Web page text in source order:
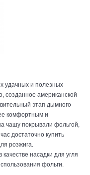
удачных и полезных
созданное американской
этап дымного
комфортным и
чашу покрывали фольгой,
достаточно купить
розжига.
насадки для угля
фольги.